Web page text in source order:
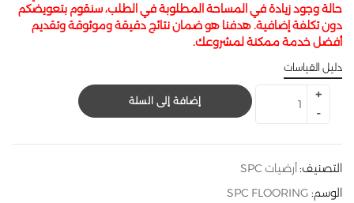
حالة وجود زيادة في المساحة المطلوبة في الطلب، سنقوم بتعويضكم
دون تكلفة إضافية. هدفنا هو ضمان نتائج دقيقة وموثوقة وتقديم
أفضل خدمة ممكنة لمشروعك.
دليل القياسات
إضافة إلى السلة
التصنيف:أرضيات SPC
الوسم: SPC FLOORING